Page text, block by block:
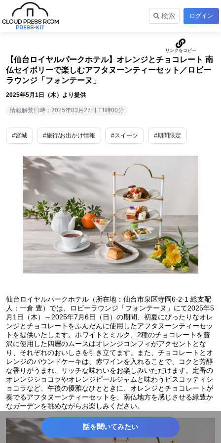
検索 ログイン
【仙台ロイヤルパークホテル】オレンジとチョコレート 南
仏セイボリーで楽しむアフタヌーンティーセット／ロビー
ラウンジ「フォンテーヌ」
2025年5月1日（木）より提供
情報解禁日時：2025年03月27日 11時00分
#宮城 #旅行/お出かけ情報 #スイーツ #期間限定
仙台ロイヤルパークホテル（所在地：仙台市泉区寺岡6-2-1 総支配
人：一倉 豊）では、ロビーラウンジ「フォンテーヌ」にて2025年5
月1日（木）～2025年7月6日（日）の期間、初夏にぴったりなオレ
ンジとチョコレートをふんだんに使用したアフタヌーンティーセッ
トを提供いたします。ホワイトとミルク、2種のチョコレートを贅
沢に使用した四層のムースはオレンジコンフィがアクセントとな
り、それぞれのおいしさを引き立てます。また、チョコレートとオ
レンジのパウンドケーキは、赤ワインを入れることで、コクと芳醇
な香りがうまれ、リッチな味わいをお楽しみいただけます。定番の
オレンジショコラやオレンジピールジャムと味わうビスコッティシ
ョコラなど、午後の優雅なひとときに、オレンジとチョコレートが
奏でるアフタヌーンティーセットを、南仏地方を感じさせる緑豊か
なガーデンを眺めながらお楽しみください。
話を聞いてみたい